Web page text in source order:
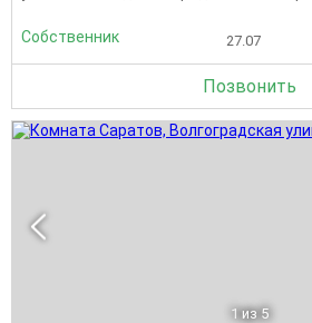
Собственник 27.07
Позвонить
1 из 5